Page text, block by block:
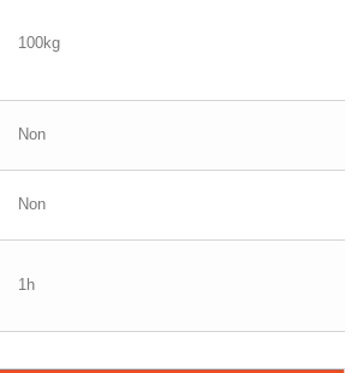
100kg
Non
Non
1h